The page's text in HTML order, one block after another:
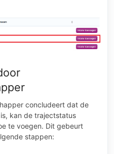
concludeert dat de
kan de trajectstatus
te voegen. Dit gebeurt
stappen: